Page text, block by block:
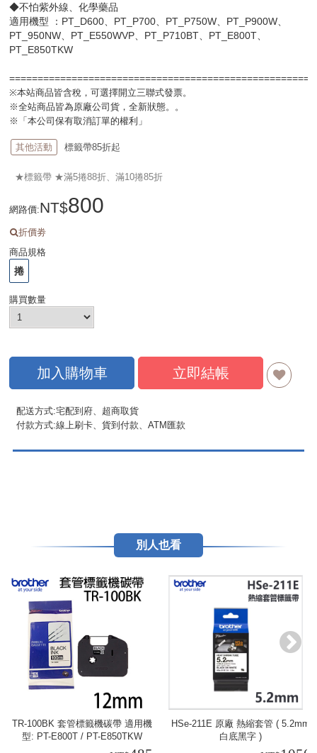
◆不怕紫外線、化學藥品
適用機型 ：PT_D600、PT_P700、PT_P750W、PT_P900W、
PT_950NW、PT_E550WVP、PT_P710BT、PT_E800T、
PT_E850TKW
=====================================================
※本站商品皆含稅，可選擇開立三聯式發票。
※全站商品皆為原廠公司貨，全新狀態。。
※「本公司保有取消訂單的權利」
其他活動 標籤帶85折起
★標籤帶 ★滿5捲88折、滿10捲85折
網路價: 800
折價劵
商品規格
捲
購買數量
加入購物車 立即結帳
配送方式:宅配到府、超商取貨
付款方式:線上刷卡、貨到付款、ATM匯款
別人也看
TR-100BK 套管標籤機碳帶 適用機
型: PT-E800T / PT-E850TKW
HSe-211E 原廠 熱縮套管 ( 5.2mm
白底黑字 )